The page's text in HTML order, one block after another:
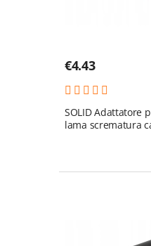
€4.43
SOLID Adattatore
lama scrematura